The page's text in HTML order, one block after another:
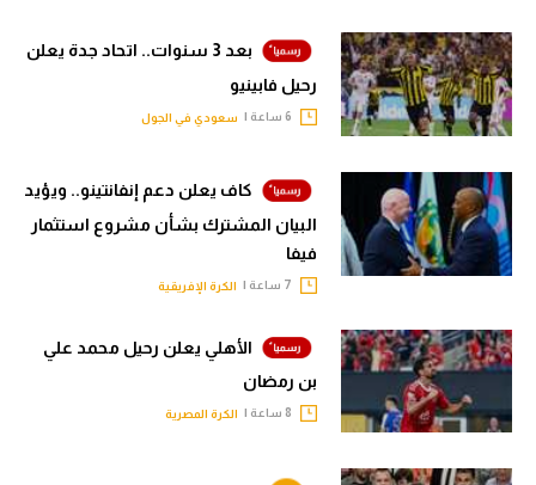
بعد 3 سنوات.. اتحاد جدة يعلن
رحيل فابينيو
سعودي في الجول
كاف يعلن دعم إنفانتينو.. ويؤيد
البيان المشترك بشأن مشروع استثمار
فيفا
الكرة الإفريقية
الأهلي يعلن رحيل محمد علي
بن رمضان
الكرة المصرية